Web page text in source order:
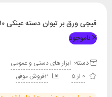
قیچی ورق بر تیوان دسته عینکی ۱۰
ناموجود
دسته: ابزار های دستی و عمومی
0 از 5
2فروش موفق